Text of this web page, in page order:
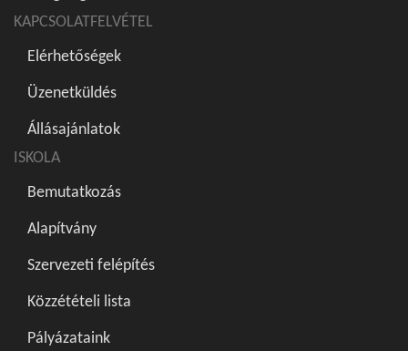
KAPCSOLATFELVÉTEL
Elérhetőségek
Üzenetküldés
Állásajánlatok
ISKOLA
Bemutatkozás
Alapítvány
Szervezeti felépítés
Közzétételi lista
Pályázataink